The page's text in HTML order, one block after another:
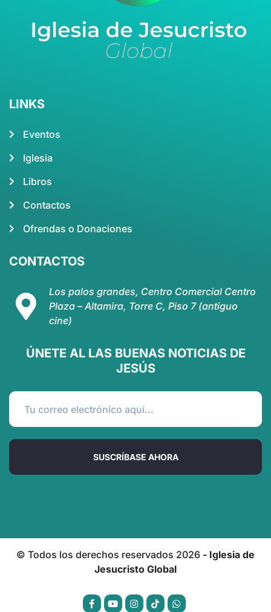
LINKS
Eventos
Iglesia
Libros
Contactos
Ofrendas o Donaciones
CONTACTOS
Los palos grandes, Centro Comercial Centro
Plaza – Altamira, Torre C, Piso 7 (antiguo
cine)
ÚNETE AL LAS BUENAS NOTICIAS DE
JESÚS
SUSCRÍBASE AHORA
© Todos los derechos reservados 2026 - Iglesia de
Jesucristo Global